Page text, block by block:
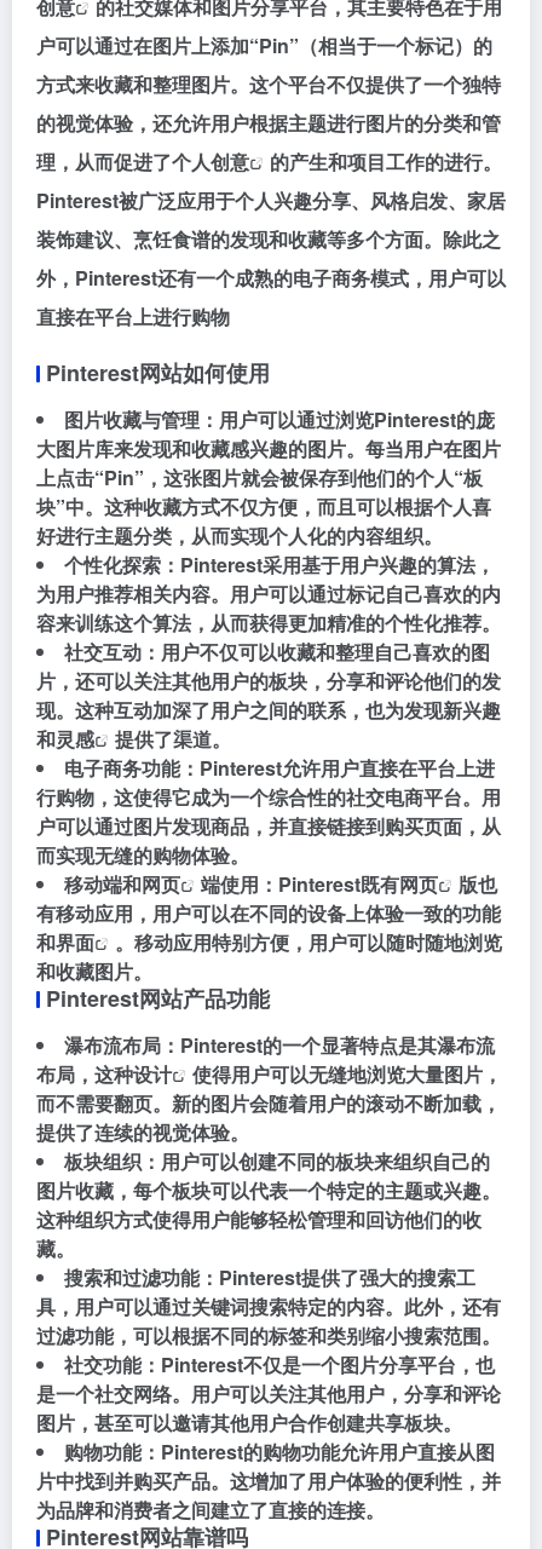
创意
的社交媒体和图片分享平台，其主要特色在于用
户可以通过在图片上添加“Pin”（相当于一个标记）的
方式来收藏和整理图片。这个平台不仅提供了一个独特
的视觉体验，还允许用户根据主题进行图片的分类和管
理，从而促进了个人创意
的产生和项目工作的进行。
Pinterest被广泛应用于个人兴趣分享、风格启发、家居
装饰建议、烹饪食谱的发现和收藏等多个方面。除此之
外，Pinterest还有一个成熟的电子商务模式，用户可以
直接在平台上进行购物
Pinterest网站如何使用
图片收藏与管理：用户可以通过浏览Pinterest的庞
大图片库来发现和收藏感兴趣的图片。每当用户在图片
上点击“Pin”，这张图片就会被保存到他们的个人“板
块”中。这种收藏方式不仅方便，而且可以根据个人喜
好进行主题分类，从而实现个人化的内容组织。
个性化探索：Pinterest采用基于用户兴趣的算法，
为用户推荐相关内容。用户可以通过标记自己喜欢的内
容来训练这个算法，从而获得更加精准的个性化推荐。
社交互动：用户不仅可以收藏和整理自己喜欢的图
片，还可以关注其他用户的板块，分享和评论他们的发
现。这种互动加深了用户之间的联系，也为发现新兴趣
和灵感
提供了渠道。
电子商务功能：Pinterest允许用户直接在平台上进
行购物，这使得它成为一个综合性的社交电商平台。用
户可以通过图片发现商品，并直接链接到购买页面，从
而实现无缝的购物体验。
移动端和网页 端使用：Pinterest既有网页
版也
有移动应用，用户可以在不同的设备上体验一致的功能
和界面
。移动应用特别方便，用户可以随时随地浏览
和收藏图片。
Pinterest网站产品功能
瀑布流布局：Pinterest的一个显著特点是其瀑布流
布局，这种设计
使得用户可以无缝地浏览大量图片，
而不需要翻页。新的图片会随着用户的滚动不断加载，
提供了连续的视觉体验。
板块组织：用户可以创建不同的板块来组织自己的
图片收藏，每个板块可以代表一个特定的主题或兴趣。
这种组织方式使得用户能够轻松管理和回访他们的收
藏。
搜索和过滤功能：Pinterest提供了强大的搜索工
具，用户可以通过关键词搜索特定的内容。此外，还有
过滤功能，可以根据不同的标签和类别缩小搜索范围。
社交功能：Pinterest不仅是一个图片分享平台，也
是一个社交网络。用户可以关注其他用户，分享和评论
图片，甚至可以邀请其他用户合作创建共享板块。
购物功能：Pinterest的购物功能允许用户直接从图
片中找到并购买产品。这增加了用户体验的便利性，并
为品牌和消费者之间建立了直接的连接。
Pinterest网站靠谱吗